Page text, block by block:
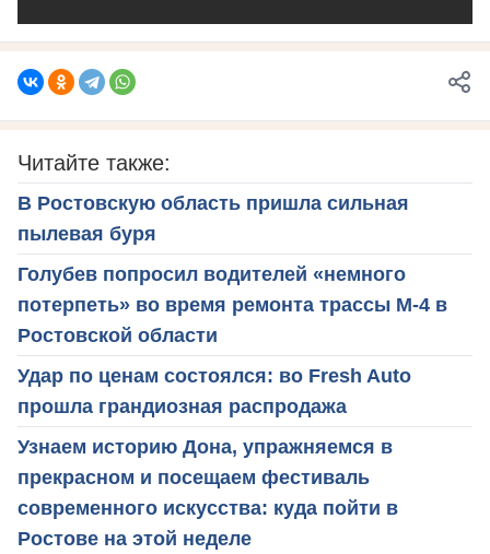
Читайте также:
В Ростовскую область пришла сильная
пылевая буря
Голубев попросил водителей «немного
потерпеть» во время ремонта трассы М-4 в
Ростовской области
Удар по ценам состоялся: во Fresh Auto
прошла грандиозная распродажа
Узнаем историю Дона, упражняемся в
прекрасном и посещаем фестиваль
современного искусства: куда пойти в
Ростове на этой неделе